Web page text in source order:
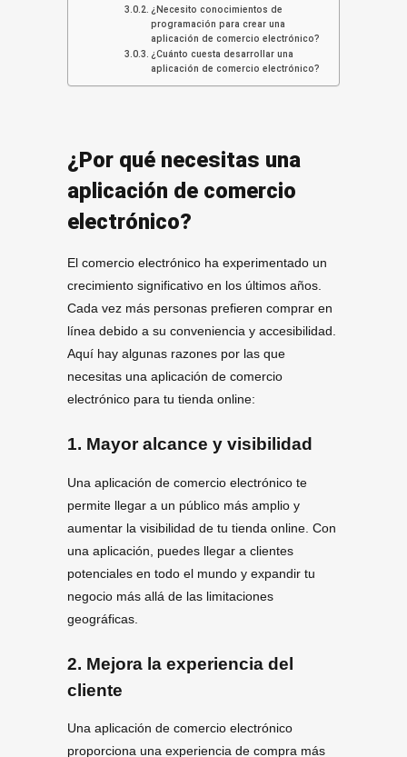
¿Necesito conocimientos de
programación para crear una
aplicación de comercio electrónico?
¿Cuánto cuesta desarrollar una
aplicación de comercio electrónico?
¿Por qué necesitas una
aplicación de comercio
electrónico?
El comercio electrónico ha experimentado un
crecimiento significativo en los últimos años.
Cada vez más personas prefieren comprar en
línea debido a su conveniencia y accesibilidad.
Aquí hay algunas razones por las que
necesitas una aplicación de comercio
electrónico para tu tienda online:
1. Mayor alcance y visibilidad
Una aplicación de comercio electrónico te
permite llegar a un público más amplio y
aumentar la visibilidad de tu tienda online. Con
una aplicación, puedes llegar a clientes
potenciales en todo el mundo y expandir tu
negocio más allá de las limitaciones
geográficas.
2. Mejora la experiencia del
cliente
Una aplicación de comercio electrónico
proporciona una experiencia de compra más